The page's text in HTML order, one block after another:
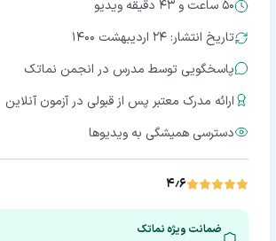
50 ساعت و 43 دقیقه
ویدیو
تاریخ انتشار: ۲۴ اردیبهشت ۱۴۰۰
پاسخگویی توسط مدرس در انجمن نماتک
ارائه مدرک معتبر پس از قبولی در آزمون آنلاین
دسترسی همیشگی به ویدیوها
۴٫۶
ضمانت ویژه نماتک